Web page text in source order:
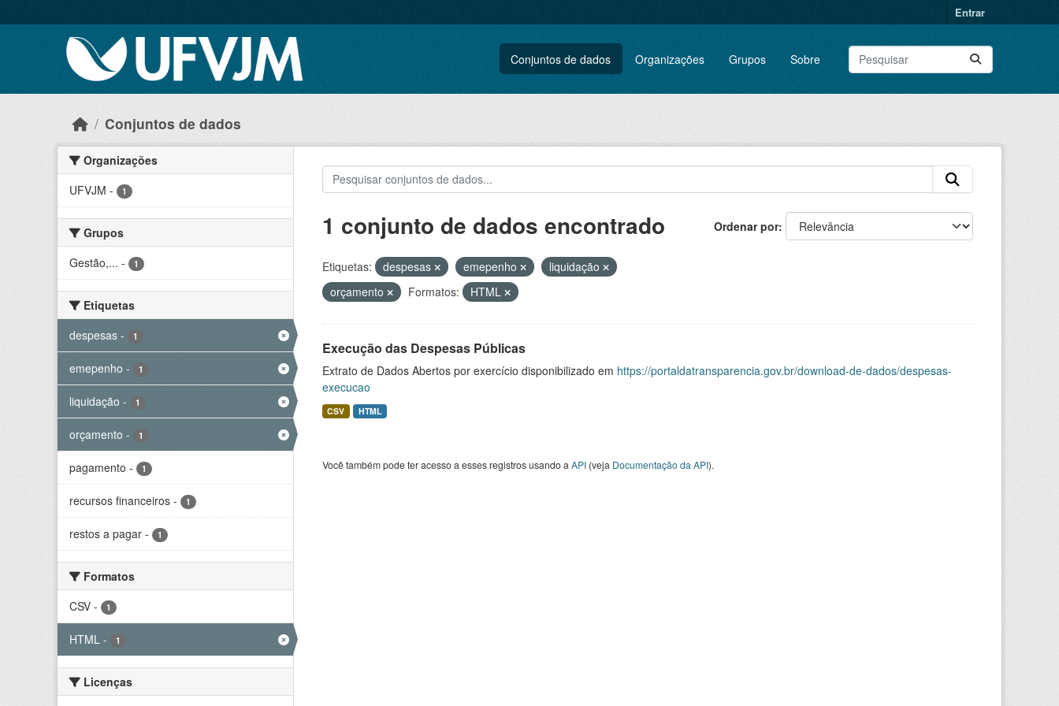
Entrar
Conjuntos de dados Organizações Grupos Sobre
Conjuntos de dados
Organizações
UFVJM - 1
Grupos
Gestão,... - 1
Etiquetas
despesas - 1
emepenho - 1
liquidação - 1
orçamento - 1
pagamento - 1
recursos financeiros - 1
restos a pagar - 1
Formatos
CSV - 1
HTML - 1
Licenças
Ordenar por
1 conjunto de dados encontrado
Etiquetas: despesas emepenho
liquidação
orçamento
Formatos: HTML
Execução das Despesas Públicas
Extrato de Dados Abertos por exercício disponibilizado em https://portaldatransparencia.gov.br/download-de-dados/despesas-
execucao
CSV HTML
Você também pode ter acesso a esses registros usando a API(veja Documentação da API).